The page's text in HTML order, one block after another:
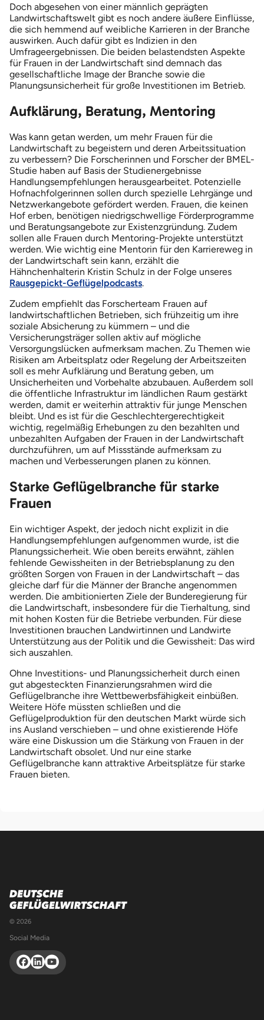
Doch abgesehen von einer männlich geprägten
Landwirtschaftswelt gibt es noch andere äußere Einflüsse,
die sich hemmend auf weibliche Karrieren in der Branche
auswirken. Auch dafür gibt es Indizien in den
Umfrageergebnissen. Die beiden belastendsten Aspekte
für Frauen in der Landwirtschaft sind demnach das
gesellschaftliche Image der Branche sowie die
Planungsunsicherheit für große Investitionen im Betrieb.
Aufklärung, Beratung, Mentoring
Was kann getan werden, um mehr Frauen für die
Landwirtschaft zu begeistern und deren Arbeitssituation
zu verbessern? Die Forscherinnen und Forscher der BMEL-
Studie haben auf Basis der Studienergebnisse
Handlungsempfehlungen herausgearbeitet. Potenzielle
Hofnachfolgerinnen sollen durch spezielle Lehrgänge und
Netzwerkangebote gefördert werden. Frauen, die keinen
Hof erben, benötigen niedrigschwellige Förderprogramme
und Beratungsangebote zur Existenzgründung. Zudem
sollen alle Frauen durch Mentoring-Projekte unterstützt
werden. Wie wichtig eine Mentorin für den Karriereweg in
der Landwirtschaft sein kann, erzählt die
Hähnchenhalterin Kristin Schulz in der Folge unseres
Rausgepickt-Geflügelpodcasts.
Zudem empfiehlt das Forscherteam Frauen auf
landwirtschaftlichen Betrieben, sich frühzeitig um ihre
soziale Absicherung zu kümmern – und die
Versicherungsträger sollen aktiv auf mögliche
Versorgungslücken aufmerksam machen. Zu Themen wie
Risiken am Arbeitsplatz oder Regelung der Arbeitszeiten
soll es mehr Aufklärung und Beratung geben, um
Unsicherheiten und Vorbehalte abzubauen. Außerdem soll
die öffentliche Infrastruktur im ländlichen Raum gestärkt
werden, damit er weiterhin attraktiv für junge Menschen
bleibt. Und es ist für die Geschlechtergerechtigkeit
wichtig, regelmäßig Erhebungen zu den bezahlten und
unbezahlten Aufgaben der Frauen in der Landwirtschaft
durchzuführen, um auf Missstände aufmerksam zu
machen und Verbesserungen planen zu können.
Starke Geflügelbranche für starke
Frauen
Ein wichtiger Aspekt, der jedoch nicht explizit in die
Handlungsempfehlungen aufgenommen wurde, ist die
Planungssicherheit. Wie oben bereits erwähnt, zählen
fehlende Gewissheiten in der Betriebsplanung zu den
größten Sorgen von Frauen in der Landwirtschaft – das
gleiche darf für die Männer der Branche angenommen
werden. Die ambitionierten Ziele der Bunderegierung für
die Landwirtschaft, insbesondere für die Tierhaltung, sind
mit hohen Kosten für die Betriebe verbunden. Für diese
Investitionen brauchen Landwirtinnen und Landwirte
Unterstützung aus der Politik und die Gewissheit: Das wird
sich auszahlen.
Ohne Investitions- und Planungssicherheit durch einen
gut abgesteckten Finanzierungsrahmen wird die
Geflügelbranche ihre Wettbewerbsfähigkeit einbüßen.
Weitere Höfe müssten schließen und die
Geflügelproduktion für den deutschen Markt würde sich
ins Ausland verschieben – und ohne existierende Höfe
wäre eine Diskussion um die Stärkung von Frauen in der
Landwirtschaft obsolet. Und nur eine starke
Geflügelbranche kann attraktive Arbeitsplätze für starke
Frauen bieten.
© 2026
Social Media